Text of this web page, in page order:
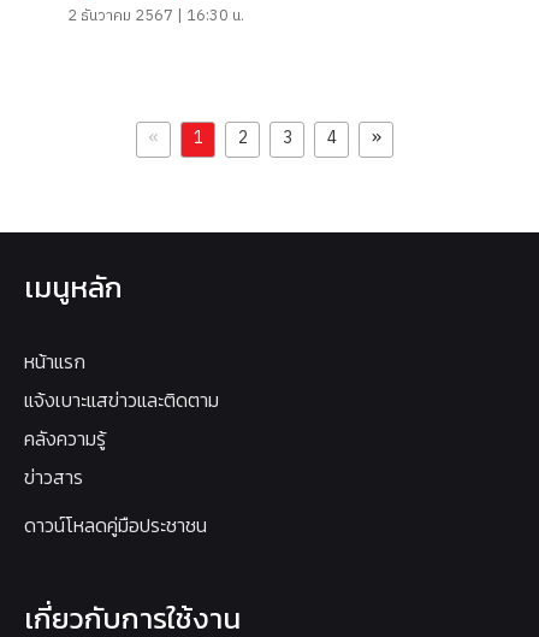
2 ธันวาคม 2567 | 16:30 น.
« 1 2 3 4 »
เมนูหลัก
หน้าแรก
แจ้งเบาะแสข่าวและติดตาม
คลังความรู้
ข่าวสาร
ดาวน์โหลดคู่มือประชาชน
เกี่ยวกับการใช้งาน